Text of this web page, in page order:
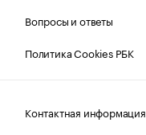
Вопросы и ответы
Политика Cookies РБК
Контактная информация